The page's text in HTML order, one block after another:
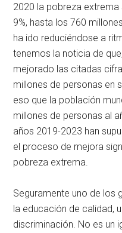
2020 la pobreza extrema
9%, hasta los 760
ha ido reduciéndose a
tenemos la noticia de
mejorado las citadas
millones de personas en
eso que la población
millones de personas al
años 2019-2023 han
el proceso de mejora
pobreza extrema.
Seguramente uno de los
la educación de calidad,
discriminación. No es un